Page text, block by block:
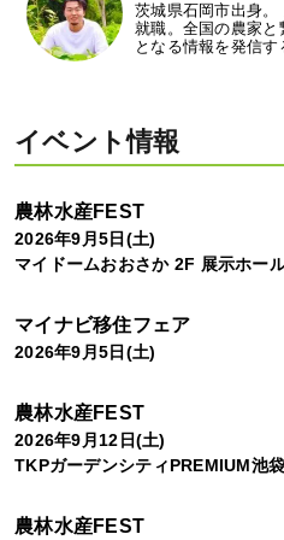
茨城県石岡市出身
就職。全国の農家と
となる情報を発信
イベント情報
農林水産FEST
2026年9月5日(土)
マイドームおおさか 2F 展示ホー
マイナビ移住フェア
2026年9月5日(土)
農林水産FEST
2026年9月12日(土)
TKPガーデンシティPREMIUM池
農林水産FEST